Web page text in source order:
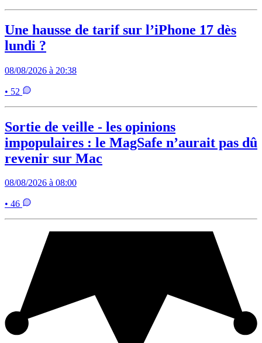
Une hausse de tarif sur l’iPhone 17 dès
lundi ?
08/08/2026 à 20:38
• 52
Sortie de veille - les opinions
impopulaires : le MagSafe n’aurait pas dû
revenir sur Mac
08/08/2026 à 08:00
• 46